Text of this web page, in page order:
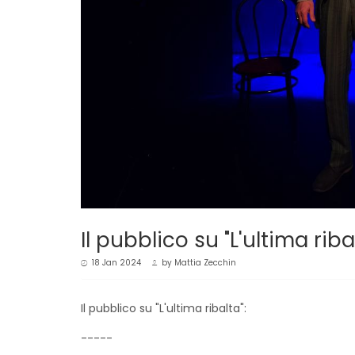
Il pubblico su "L'ultima
18 Jan 2024 by Mattia Zecchin
Il pubblico su "L'ultima ribalta":
-----